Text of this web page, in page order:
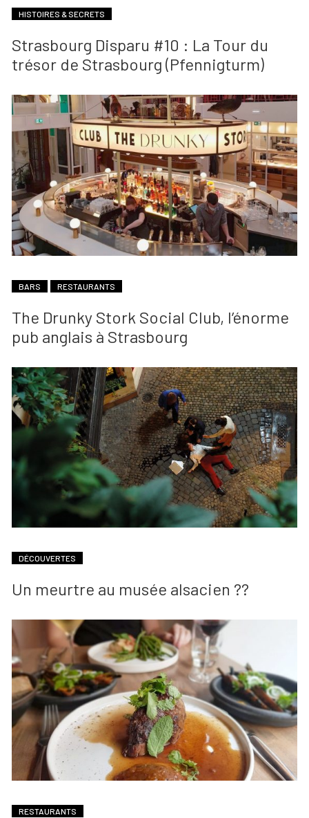
HISTOIRES & SECRETS
Strasbourg Disparu #10 : La Tour du
trésor de Strasbourg (Pfennigturm)
BARS RESTAURANTS
The Drunky Stork Social Club, l’énorme
pub anglais à Strasbourg
DÉCOUVERTES
Un meurtre au musée alsacien ??
RESTAURANTS